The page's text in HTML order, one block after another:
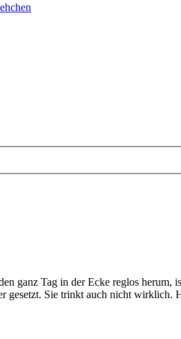
ganz Tag in der Ecke reglos herum,
gesetzt. Sie trinkt auch nicht